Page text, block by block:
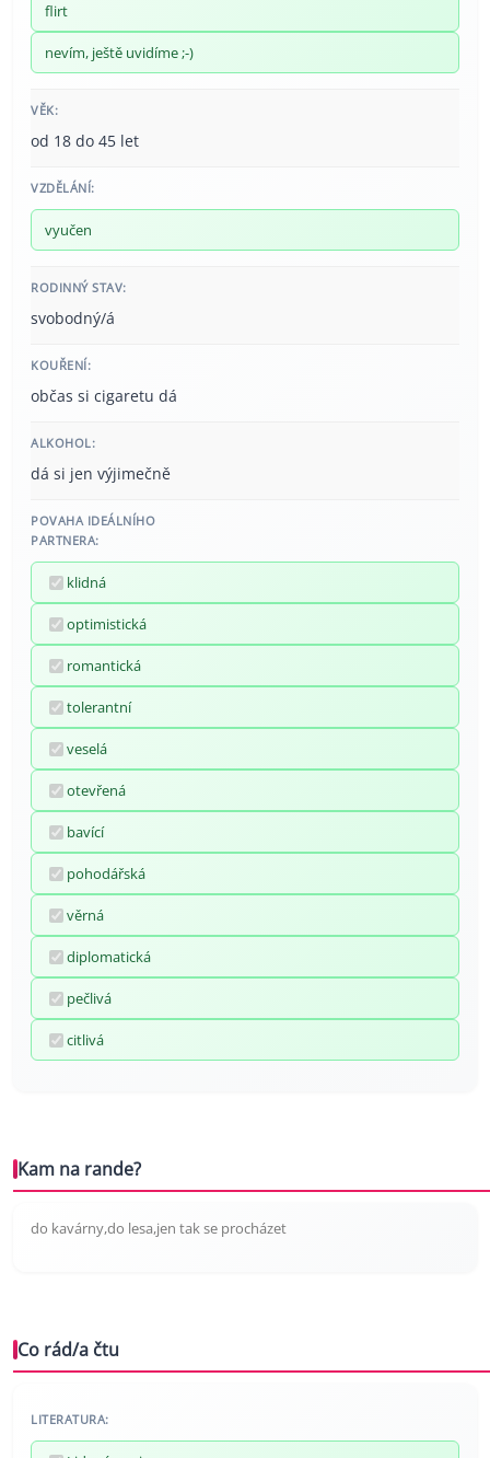
flirt
nevím, ještě uvidíme ;-)
VĚK:
od 18 do 45 let
VZDĚLÁNÍ:
vyučen
RODINNÝ STAV:
svobodný/á
KOUŘENÍ:
občas si cigaretu dá
ALKOHOL:
dá si jen výjimečně
POVAHA IDEÁLNÍHO
PARTNERA:
klidná
optimistická
romantická
tolerantní
veselá
otevřená
bavící
pohodářská
věrná
diplomatická
pečlivá
citlivá
Kam na rande?
do kavárny,do lesa,jen tak se procházet
Co rád/a čtu
LITERATURA: